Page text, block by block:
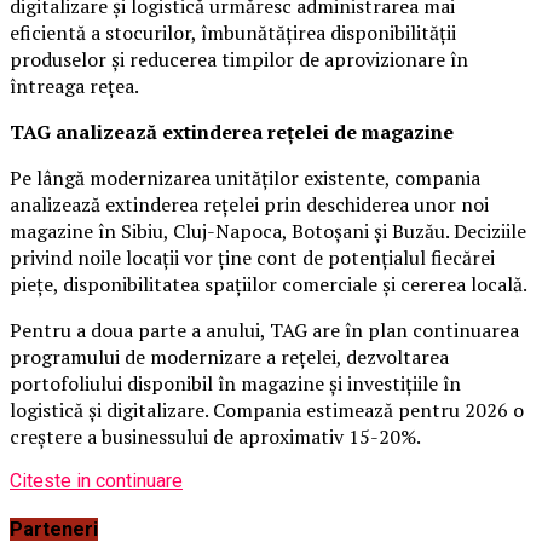
digitalizare și logistică urmăresc administrarea mai
eficientă a stocurilor, îmbunătățirea disponibilității
produselor și reducerea timpilor de aprovizionare în
întreaga rețea.
TAG analizează extinderea rețelei de magazine
Pe lângă modernizarea unităților existente, compania
analizează extinderea rețelei prin deschiderea unor noi
magazine în Sibiu, Cluj-Napoca, Botoșani și Buzău. Deciziile
privind noile locații vor ține cont de potențialul fiecărei
piețe, disponibilitatea spațiilor comerciale și cererea locală.
Pentru a doua parte a anului, TAG are în plan continuarea
programului de modernizare a rețelei, dezvoltarea
portofoliului disponibil în magazine și investițiile în
logistică și digitalizare. Compania estimează pentru 2026 o
creștere a businessului de aproximativ 15-20%.
Citeste in continuare
Parteneri